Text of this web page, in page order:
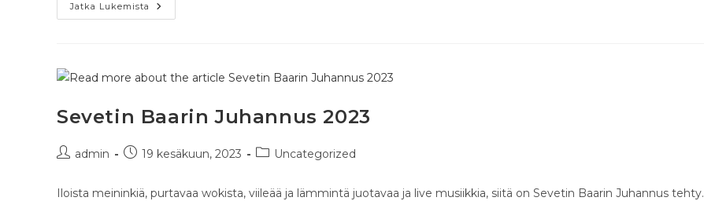
Jatka Lukemista
Sevetin Baarin Juhannus 2023
admin 19 kesäkuun, 2023 Uncategorized
Iloista meininkiä, purtavaa wokista, viileää ja lämmintä juotavaa ja live musiikkia, siitä on Sevetin Baarin Juhannus tehty.